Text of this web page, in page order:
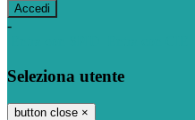
-
Seleziona utente
button close ×